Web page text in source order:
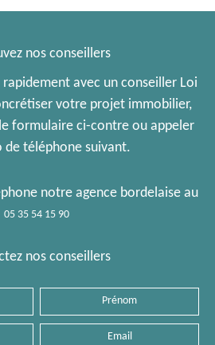
nos conseillers
avec un conseiller Loi
votre projet immobilier,
formulaire ci-contre ou appeler
de téléphone suivant.
notre agence bordelaise au
05 35 54 15 90
nos conseillers